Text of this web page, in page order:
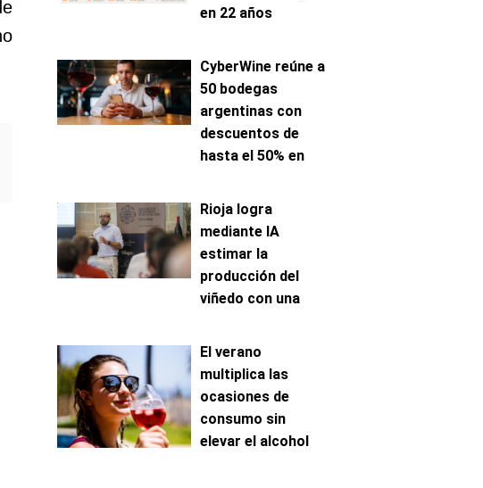
en 22 años
CyberWine reúne a
50 bodegas
argentinas con
descuentos de
hasta el 50% en
Rioja logra
mediante IA
estimar la
producción del
viñedo con una
el 96%
El verano
multiplica las
ocasiones de
consumo sin
elevar el alcohol